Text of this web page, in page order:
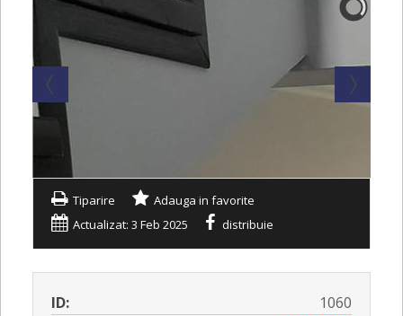
Tiparire
Adauga in favorite
Actualizat: 3 Feb 2025
distribuie
ID:
1060